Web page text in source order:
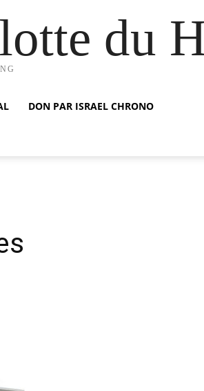
du
DON PAR ISRAEL CHRONO